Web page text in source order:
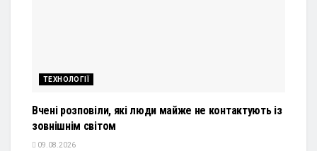
ТЕХНОЛОГІЇ
Вчені розповіли, які люди майже не контактують із
зовнішнім світом
09.08.2026